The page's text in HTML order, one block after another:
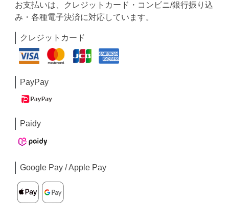
お支払いは、クレジットカード・コンビニ/銀行振り込
み・各種電子決済に対応しています。
クレジットカード
PayPay
Paidy
Google Pay / Apple Pay